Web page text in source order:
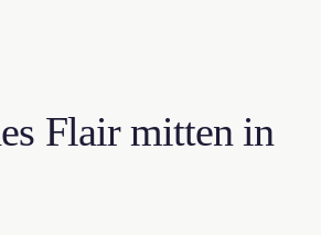
Flair mitten in